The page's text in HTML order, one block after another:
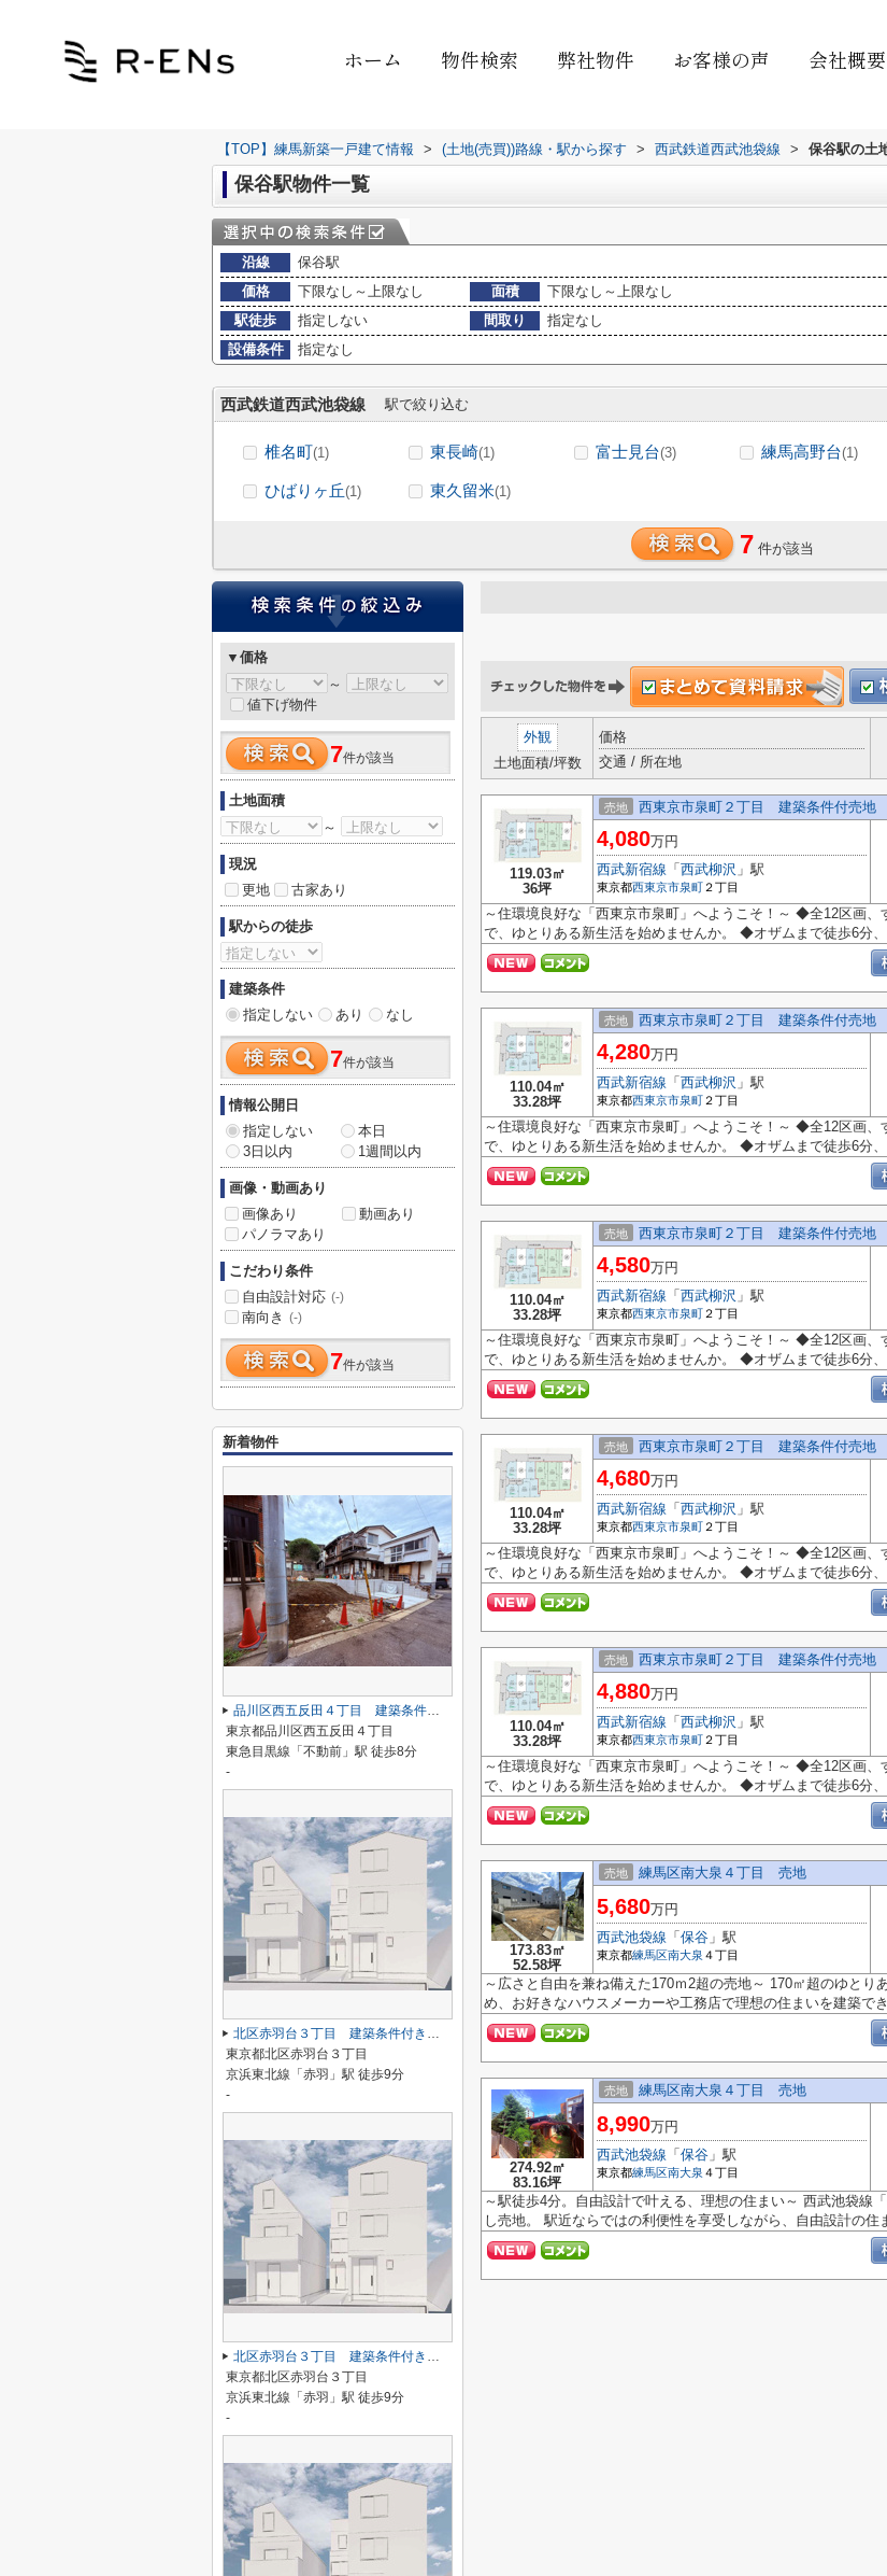
ホーム 物件検索 弊社物件 お客様の声 会社概要
【TOP】練馬新築一戸建て情報 > (土地(売買))路線・駅から探す > 西武鉄道西武池袋線 > 保谷駅の土
保谷駅物件一覧
沿線
保谷駅
価格
下限なし～上限なし 面積
下限なし～上限なし
駅徒歩
指定しない 間取り
指定なし
設備条件
指定なし
西武鉄道西武池袋線 駅で絞り込む
椎名町(1) 東長崎(1) 富士見台(3) 練馬高野台(1)
ひばりヶ丘(1) 東久留米(1)
7 件が該当
外観
土地面積/坪数
価格
交通 / 所在地
119.03㎡
36坪
売地 西東京市泉町２丁目 建築条件付売地
4,080万円
西武新宿線 「 西武柳沢 」駅
東京都西東京市泉町 ２丁目
～住環境良好な「西東京市泉町」へようこそ！～ ◆全12区画
で、ゆとりある新生活を始めませんか。 ◆オザムまで徒歩6分
110.04㎡
33.28坪
売地 西東京市泉町２丁目 建築条件付売地
4,280万円
西武新宿線 「 西武柳沢 」駅
東京都西東京市泉町 ２丁目
～住環境良好な「西東京市泉町」へようこそ！～ ◆全12区画
で、ゆとりある新生活を始めませんか。 ◆オザムまで徒歩6分
110.04㎡
33.28坪
売地 西東京市泉町２丁目 建築条件付売地
4,580万円
西武新宿線 「 西武柳沢 」駅
東京都西東京市泉町 ２丁目
～住環境良好な「西東京市泉町」へようこそ！～ ◆全12区画
で、ゆとりある新生活を始めませんか。 ◆オザムまで徒歩6分
110.04㎡
33.28坪
売地 西東京市泉町２丁目 建築条件付売地
4,680万円
西武新宿線 「 西武柳沢 」駅
東京都西東京市泉町 ２丁目
～住環境良好な「西東京市泉町」へようこそ！～ ◆全12区画
で、ゆとりある新生活を始めませんか。 ◆オザムまで徒歩6分
110.04㎡
33.28坪
売地 西東京市泉町２丁目 建築条件付売地
4,880万円
西武新宿線 「 西武柳沢 」駅
東京都西東京市泉町 ２丁目
～住環境良好な「西東京市泉町」へようこそ！～ ◆全12区画
で、ゆとりある新生活を始めませんか。 ◆オザムまで徒歩6分
173.83㎡
52.58坪
売地 練馬区南大泉４丁目 売地
5,680万円
西武池袋線 「 保谷 」駅
東京都練馬区南大泉 ４丁目
～広さと自由を兼ね備えた170ｍ2超の売地～ 170㎡超のゆと
め、お好きなハウスメーカーや工務店で理想の住まいを建築で
274.92㎡
83.16坪
売地 練馬区南大泉４丁目 売地
8,990万円
西武池袋線 「 保谷 」駅
東京都練馬区南大泉 ４丁目
～駅徒歩4分。自由設計で叶える、理想の住まい～ 西武池袋線
し売地。 駅近ならではの利便性を享受しながら、自由設計の住
▼価格
～
値下げ物件
7件が該当
土地面積
～
現況
更地
古家あり
駅からの徒歩
建築条件
指定しない
あり なし
7件が該当
情報公開日
指定しない
本日
3日以内
1週間以内
画像・動画あり
画像あり
動画あり
パノラマあり
こだわり条件
自由設計対応 (-)
南向き (-)
7件が該当
新着物件
品川区西五反田４丁目 建築条件付き売地
東京都品川区西五反田４丁目
東急目黒線「不動前」駅 徒歩8分
-
北区赤羽台３丁目 建築条件付き売地 C区画
東京都北区赤羽台３丁目
京浜東北線「赤羽」駅 徒歩9分
-
北区赤羽台３丁目 建築条件付き売地 B区画
東京都北区赤羽台３丁目
京浜東北線「赤羽」駅 徒歩9分
-